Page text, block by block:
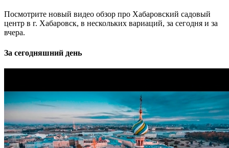
Посмотрите новый видео обзор про Хабаровский садовый
центр в г. Хабаровск, в нескольких вариаций, за сегодня и за
вчера.
За сегодняшний день